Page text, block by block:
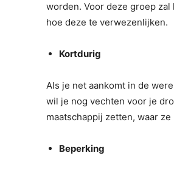
worden. Voor deze groep
hoe deze te verwezenlijken.
Kortdurig
Als je net aankomt in de
wil je nog vechten voor je
maatschappij zetten, waar
Beperking